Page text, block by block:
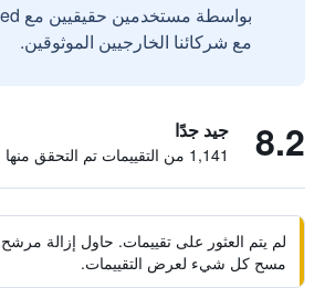
مع شركائنا الخارجيين الموثوقين.
8.2 جيد جدًا
1,141 من التقييمات تم التحقق منها
لم يتم العثور على تقييمات. حاول إزالة مرشح
مسح كل شيء لعرض التقييمات.